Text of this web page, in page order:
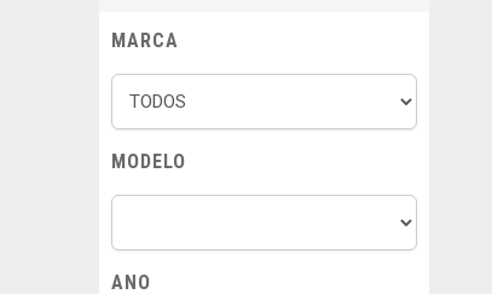
MARCA
MODELO
ANO